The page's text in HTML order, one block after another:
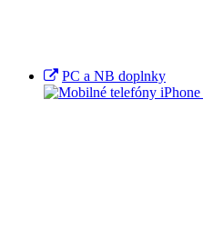
PC a NB doplnky